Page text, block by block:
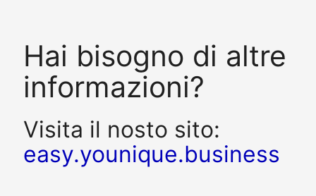
Hai bisogno di altre
informazioni?
Visita il nosto sito:
easy.younique.business